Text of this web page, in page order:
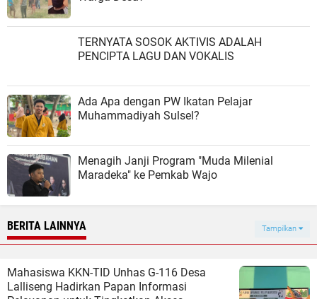
TERNYATA SOSOK AKTIVIS ADALAH
PENCIPTA LAGU DAN VOKALIS
Ada Apa dengan PW Ikatan Pelajar
Muhammadiyah Sulsel?
Menagih Janji Program "Muda Milenial
Maradeka" ke Pemkab Wajo
BERITA LAINNYA Tampilkan
Mahasiswa KKN-TID Unhas G-116 Desa
Lalliseng Hadirkan Papan Informasi